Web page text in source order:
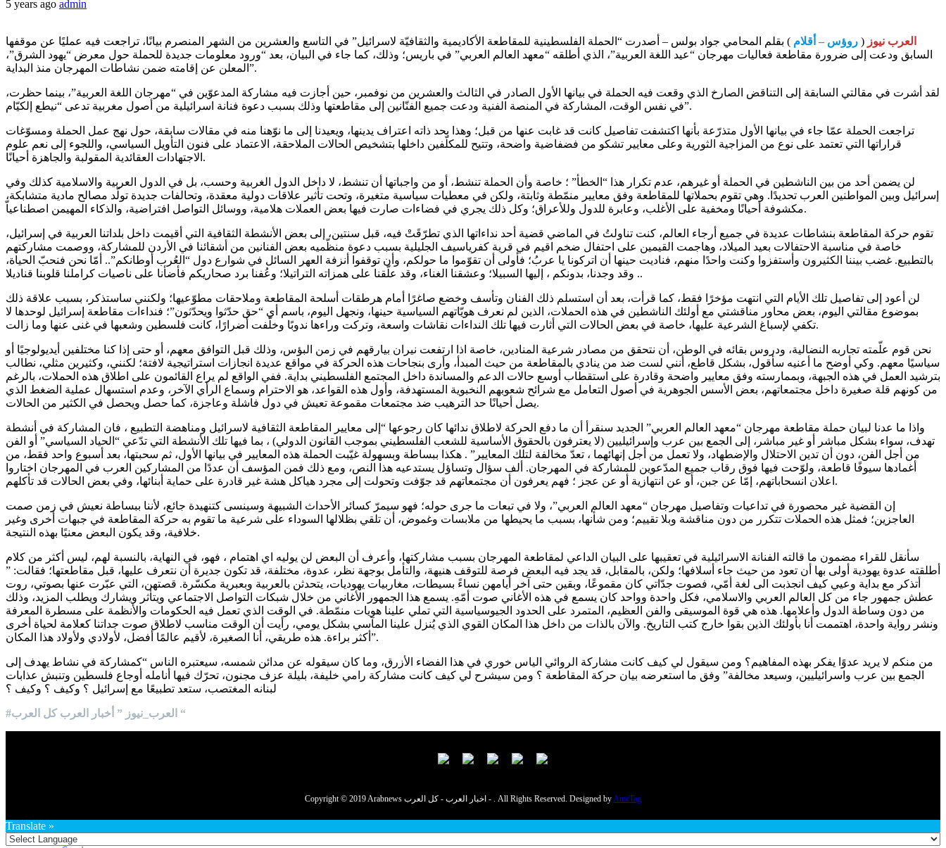
5 years ago admin
العرب نيوز ( روؤس – أقلام ) بقلم المحامي جواد بولس – أصدرت “الحملة الفلسطينية للمقاطعة الأكاديمية والثقافيّة لاسرائيل” في التاسع والعشرين من الشهر المنصرم بيانًا، تراجعت فيه عمليًا عن موقفها
السابق ودعت إلى ضرورة مقاطعة فعاليات مهرجان “عيد اللغة العربية”، الذي أطلقه “معهد العالم العربي” في باريس؛ وذلك، كما جاء في البيان، بعد “ورود معلومات جديدة للحملة حول معرض “يهود الشرق”،
المعلن عن إقامته ضمن نشاطات المهرجان منذ البداية”.
لقد أشرت في مقالتي السابقة إلى التناقض الصارخ الذي وقعت فيه الحملة في بيانها الأول الصادر في الثالث والعشرين من نوفمبر، حين أجازت فيه مشاركة المدعوّين في “مهرجان اللغة العربية”، بينما حظرت،
في نفس الوقت، المشاركة في المنصة الفنية ودعت جميع الفنّانين إلى مقاطعتها وذلك بسبب دعوة فنانة اسرائيلية من أصول مغربية تدعى “نيطع إلكيّام”.
تراجعت الحملة عمّا جاء في بيانها الأول متذرّعة بأنها اكتشفت تفاصيل كانت قد غابت عنها من قبل؛ وهذا بحد ذاته اعتراف يدينها، ويعيدنا إلى ما نوّهنا منه في مقالات سابقة، حول نهج عمل الحملة ومسوّغات
قراراتها التي تعتمد على نوع من المزاجية الثورية وعلى معايير تشكو من فضفاضية واضحة، وتتيح للمكلّفين داخلها بتشخيص الحالات الملاحقة، الاعتماد على فنون التأويل السياسي، واللجوء إلى نعم علوم
الاجتهادات العقائدية المقولبة والجاهزة أحيانًا.
لن يضمن أحد من بين الناشطين في الحملة أو غيرهم، عدم تكرار هذا “الخطأ” ؛ خاصة وأن الحملة تنشط، أو من واجباتها أن تنشط، لا داخل الدول الغربية وحسب، بل في الدول العربية والاسلامية كذلك وفي
إسرائيل وبين المواطنين العرب تحديدًا. وهي تقوم بحملاتها للمقاطعة وفق معايير منمّطة وثابتة، ولكن في معطيات سياسية متغيرة، وتحت تأثير علاقات دولية معقدة، وتحالفات جديدة تولّد مصالح مادية متشابكة،
مكشوفة أحيانًا ومخفية على الأغلب، وعابرة للدول وللأعراق؛ وكل ذلك يجري في فضاءات صارت فيها بعض العملات هلامية، ووسائل التواصل افتراضية، والذكاء المهيمن اصطناعياّ.
تقوم حركة المقاطعة بنشاطات عديدة في جميع أرجاء العالم، كنت تناولتُ في الماضي قضية أحد نداءاتها الذي تطرّقَتْ فيه، قبل سنتين، إلى بعض الأنشطة الثقافية التي أقيمت داخل بلداتنا العربية في إسرائيل،
خاصة في مناسبة الاحتفالات بعيد الميلاد، وهاجمت القيمين على احتفال ضخم اقيم في قرية كفرياسيف الجليلية بسبب دعوة منظّميه بعض الفنانين من أشقائنا في الأردن للمشاركة، ووصمت مشاركتهم
بالتطبيع. غضب بيننا الكثيرون وأستفزوا وكنت واحدًا منهم، فناديت حينها أن اتركونا يا عربُ؛ فأولى أن تقوّموا ما حولكم، وأن توقفوا أنزفة العهر السائل في شوارع دول “العُرب أوطانكم”.. أمّا نحن فنحبّ الحياة،
وقد وجدنا، بدونكم ، إليها السبيلا؛ وعشقنا الغناء، وقد علّقنا على همزاته التراتيلا؛ وعُفنا برد صحاريكم فأضأنا على ناصيات كراملنا قلوبنا قناديلا ..
لن أعود إلى تفاصيل تلك الأيام التي انتهت مؤخرًا فقط، كما قرأت، بعد أن استسلم ذلك الفنان وتأسف وخضع صاغرًا أمام هرطقات أسلحة المقاطعة وملاحقات مطوّعيها؛ ولكنني ساستذكر، بسبب علاقة ذلك
بموضوع مقالتي اليوم، بعض محاور مناقشتي مع أولئك الناشطين في هذه الحملات، الذين لم نعرف هويّاتهم السياسية حينها، ونجهل اليوم، باسم أي “حق حدّثوا ويحدّثون”؛ فنداءات مقاطعة إسرائيل لوحدها لا
تكفي لإسباغ الشرعية عليها، خاصة في بعض الحالات التي أثارت فيها تلك النداءات نقاشات واسعة، وتركت وراءها ندوبًا وخلّفت أضرارًا، كانت فلسطين وشعبها في غنى عنها وما زالت.
نحن قوم علّمته تجاربه النضالية، ودروس بقائه في الوطن، أن نتحقق من مصادر شرعية المنادين، خاصة اذا ارتفعت نيران بيارقهم في زمن البؤس، وذلك قبل التوافق معهم، أو حتى إذا كنا مختلفين أيديولوجيًا أو
سياسيًا معهم. وكي أوضح ما أعنيه سأقول، بشكل قاطع، أنني لست ضد من ينادي بالمقاطعة من حيث المبدأ، وأرى بنجاحات هذه الحركة في مواقع عديدة انجازات استراتيجية لافتة؛ لكنني، وكثيرين مثلي، نطالب
بترشيد العمل في هذه الجبهة، وبممارسته وفق معايير واضحة وقادرة على استقطاب أوسع حالات الدعم والمساندة داخل المجتمع الفلسطيني بداية. ففي الواقع لم يراع القائمون على اطلاق هذه الحملات، بالرغم
من كونهم قلة صغيرة داخل مجتمعاتهم، بعض الأسس الجوهرية في أصول التعامل مع شرائح شعوبهم النخبوية المستهدفة، وأول هذه القواعد، هو الاحترام وسماع الرأي الآخر، وعدم استسهال عملية الضغط الذي
يصل أحيانًا حد الترهيب ضد مجتمعات مقموعة تعيش في دول فاشلة وعاجزة، كما حصل ويحصل في الكثير من الحالات.
واذا ما عدنا لبيان حملة مقاطعة مهرجان “معهد العالم العربي” الجديد سنقرأ أن ما دفع الحركة لاطلاق ندائها كان رجوعها “إلى معايير المقاطعة الثقافية لاسرائيل ومناهضة التطبيع ، فان المشاركة في أنشطة
تهدف، سواء بشكل مباشر أو غير مباشر، إلى الجمع بين عرب وإسرائيليين (لا يعترفون بالحقوق الأساسية للشعب الفلسطيني بموجب القانون الدولي) ، بما فيها تلك الأنشطة التي تدّعي “الحياد السياسي” أو الفن
من أجل الفن، دون أن تدين الاحتلال والإضطهاد، ولا تعمل من أجل إنهائهما ، تعدّ مخالفة لتلك المعايير” . هكذا ببساطة وبسهولة غيّبت الحملة هذه المعايير في بيانها الأول، ثم سحبتها، بعد أسبوع واحد فقط، من
أغمادها سيوفًا قاطعة، ولوّحت فيها فوق رقاب جميع المدّعوين للمشاركة في المهرجان. ألف سؤال وتساؤل يستدعيه هذا النص، ومع ذلك فمن المؤسف أن عددًا من المشاركين العرب في المهرجان اختاروا
اعلان انسحاباتهم، إمّا عن جبن، أو عن انتهازية أو عن عجز ؛ فهم يعرفون أن مجتمعاتهم قد جوّفت وتحولت إلى مجرد هياكل هشة غير قادرة على حماية أبنائها، وفي بعض الحالات قد تأكلهم.
إن القضية غير محصورة في تداعيات وتفاصيل مهرجان “معهد العالم العربي”، ولا في تبعات ما جرى حوله؛ فهو سيمرّ كسائر الأحداث الشبيهة وسينسى كتنهيدة جائع، لأننا ببساطة نعيش في زمن صمت
العاجزين؛ فمثل هذه الحملات تتكرر من دون مناقشة وبلا تقييم؛ ومن شأنها، بسبب ما يحيطها من ملابسات وغموض، أن تلقي بظلالها السوداء على شرعية ما تقوم به حركة المقاطعة في جبهات أخرى وغير
خلافية، وقد يكون البعض معنيًا بهذه النتيجة.
سأنقل للقراء مضمون ما قالته الفنانة الاسرائيلية في تعقيبها على البيان الداعي لمقاطعة المهرجان بسبب مشاركتها، وأعرف أن البعض لن يوليه اي اهتمام ، فهو، في النهاية، بالنسبة لهم، ليس أكثر من كلام
أطلقته عدوة يهودية أولى بها أن تعود من حيث جاء أسلافها؛ ولكن، بالمقابل، قد يجد فيه البعض فرصة للتوقف هنيهة، والتأمل بوجهة نظر، عدوة، مختلفة، قد تكون جديرة أن نتعرف عليها، قبل مقاطعتها؛ فقالت: ”
أتذكر مع بداية وعيي كيف انجذبت الى لغة أمّي، فصوت جدّاتي كان مقموعًا، وبقين حتى آخر أيامهن نساءً بسيطات، مغاربيات يهوديات، يتحدثن بالعربية وبعبرية مكسّرة. قصتهن، التي عبّرت عنها بصوتي، روت
عطش جمهور جاء من كل العالم العربي والاسلامي، فكل واحدة وواحد كان يسمع في هذه الأغاني صوت أمّهِ. يسمع هذا الجمهور الأغاني من خلال شبكات التواصل الاجتماعي ويتأثر ويشارك ويطلب المزيد، وذلك
من دون وساطة الدول وأعلامها. هذه هي قوة الموسيقى والفن العظيم، المتمرد على الحدود الجيوسياسية التي تملي علينا هويات منمّطة. في الوقت الذي تعمل فيه الحكومات والأنظمة على مسطرة المعرفة
ونشر رواية واحدة، اهتممت أنا بأولئك الذين بقوا خارج كتب التاريخ. والآن بالذات من داخل هذا المكان القوي الذي يُنزل علينا المآسي بشكل يومي، رأيت أن الوقت مناسب لاطلاق صوت جداتنا كعلامة لحياة أخرى
أكثر براءة. هذه طريقي، أنا الصغيرة، لأقيم عالمًا أفضل، لأولادي ولأولاد هذا المكان”.
من منكم لا يريد عدوًا يفكر بهذه المفاهيم؟ ومن سيقول لي كيف كانت مشاركة الروائي الياس خوري في هذا الفضاء الأزرق، وما كان سيقوله عن مدائن شمسه، سيعتبره الناس “كمشاركة في نشاط يهدف إلى
الجمع بين عرب واسرائيليين، وسيعد مخالفة” وفق ما استعرضه بيان حركة المقاطعة ؟ ومن سيشرح لي كيف كانت مشاركة رامي خليفة، بليلة عزف مجنون، تحرّك فيها أنامله أوجاع فلسطين وتنبش عذابات
لبنانه المغتصب، ستعد تطبيعًا مع إسرائيل ؟ وكيف ؟ وكيف ؟
#العرب_نيوز ” أخبار العرب كل العرب “
Copyright © 2019 Arabnews اخبار العرب - كل العرب - . All Rights Reserved. Designed byAmcTag
Translate »